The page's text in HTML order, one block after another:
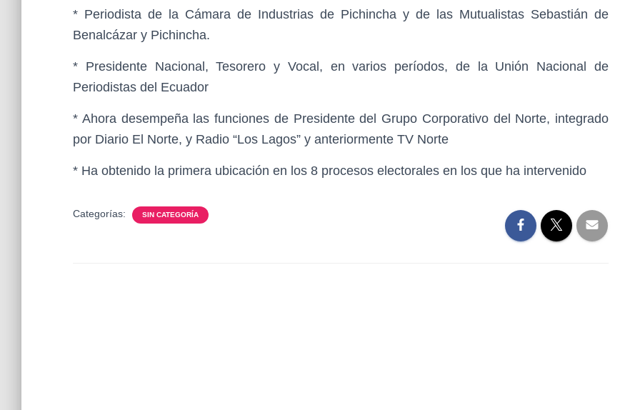
* Periodista de la Cámara de Industrias de Pichincha y de las Mutualistas Sebastián de
Benalcázar y Pichincha.
* Presidente Nacional, Tesorero y Vocal, en varios períodos, de la Unión Nacional de
Periodistas del Ecuador
* Ahora desempeña las funciones de Presidente del Grupo Corporativo del Norte, integrado
por Diario El Norte, y Radio “Los Lagos” y anteriormente TV Norte
* Ha obtenido la primera ubicación en los 8 procesos electorales en los que ha intervenido
Categorías: SIN CATEGORÍA